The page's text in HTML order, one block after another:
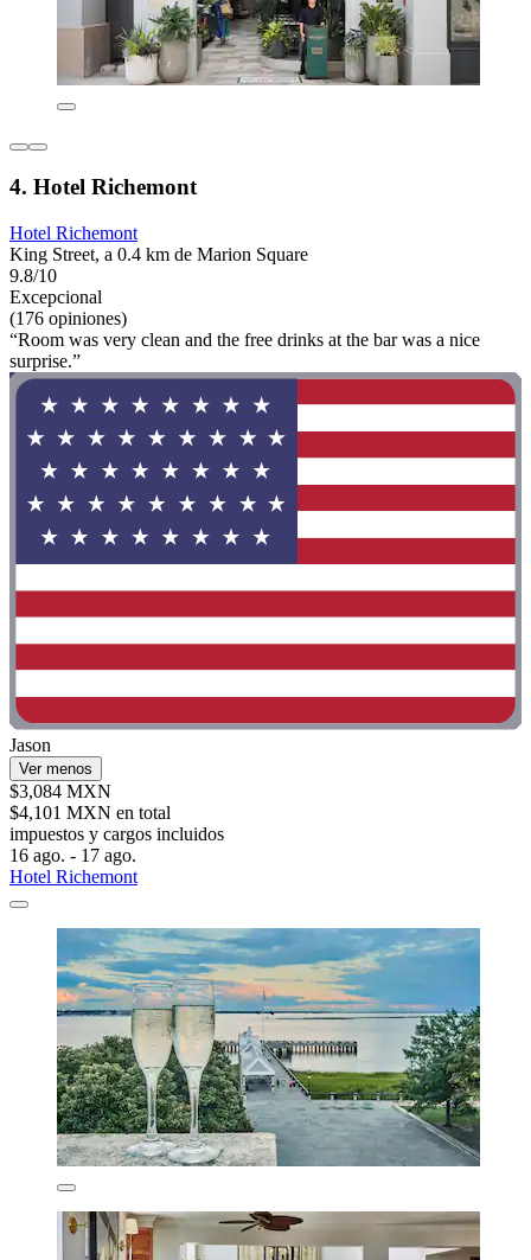
4. Hotel Richemont
Hotel Richemont
King Street, a 0.4 km de Marion Square
9.8/10
Excepcional
(176 opiniones)
“Room was very clean and the free drinks at the bar was a nice
surprise.”
Jason
Ver menos
$3,084 MXN
$4,101 MXN en total
impuestos y cargos incluidos
16 ago. - 17 ago.
Hotel Richemont